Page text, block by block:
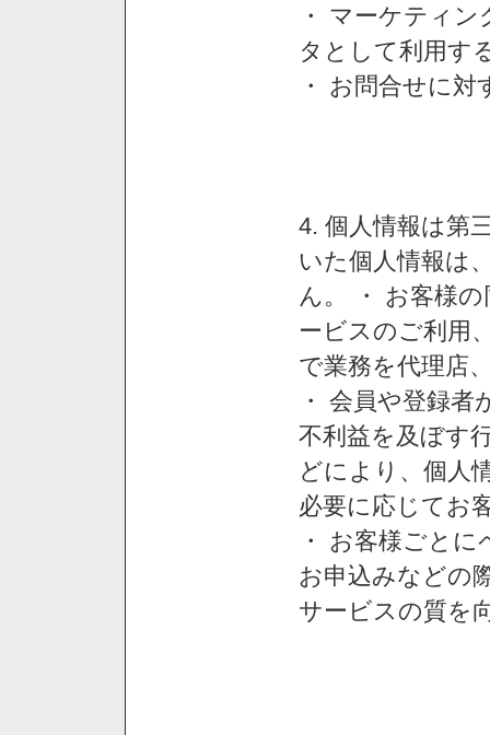
・ マーケティ
タとして利用す
・ お問合せに
4. 個人情報は第
いた個人情報は
ん。 ・ お客様
ービスのご利用
で業務を代理店
・ 会員や登録
不利益を及ぼす
どにより、個人
必要に応じてお
・ お客様ごと
お申込みなどの
サービスの質を